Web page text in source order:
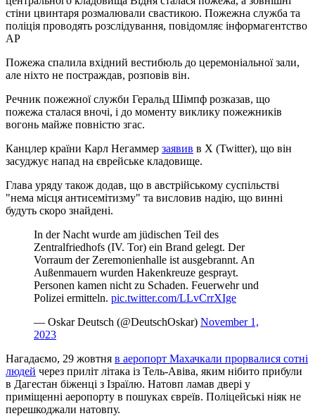
стіни цвинтаря розмалювали свастикою. Пожежна служба та
поліція проводять розслідування, повідомляє інформагентство
AP
Пожежа спалила вхідний вестибюль до церемоніальної зали,
але ніхто не постраждав, розповів він.
Речник пожежної служби Геральд Шімпф розказав, що
пожежа сталася вночі, і до моменту виклику пожежників
вогонь майже повністю згас.
Канцлер країни Карл Негаммер заявив в Х (Twitter), що він
засуджує напад на єврейське кладовище.
Глава уряду також додав, що в австрійському суспільстві
"нема місця антисемітизму" та висловив надію, що винні
будуть скоро знайдені.
In der Nacht wurde am jüdischen Teil des
Zentralfriedhofs (IV. Tor) ein Brand gelegt. Der
Vorraum der Zeremonienhalle ist ausgebrannt. An
Außenmauern wurden Hakenkreuze gesprayt.
Personen kamen nicht zu Schaden. Feuerwehr und
Polizei ermitteln. pic.twitter.com/LLvCrrXIge
— Oskar Deutsch (@DeutschOskar) November 1,
2023
Нагадаємо, 29 жовтня в аеропорт Махачкали прорвалися сотні
людей через приліт літака із Тель-Авіва, яким нібито прибули
в Дагестан біженці з Ізраїлю. Натовп ламав двері у
приміщенні аеропорту в пошуках євреїв. Поліцейські ніяк не
перешкоджали натовпу.